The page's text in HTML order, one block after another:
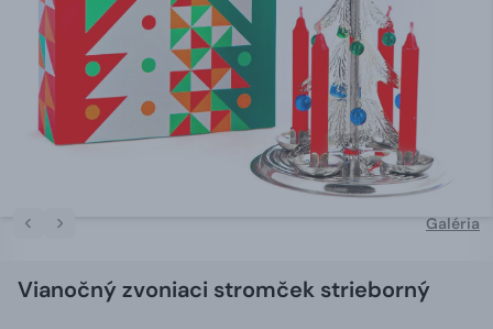
Galéria
Vianočný zvoniaci stromček strieborný